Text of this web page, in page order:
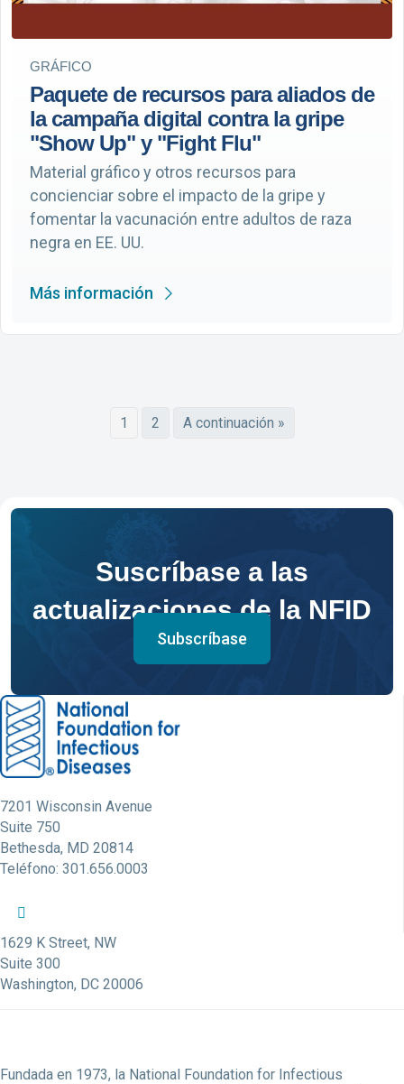
GRÁFICO
Paquete de recursos para aliados de
la campaña digital contra la gripe
"Show Up" y "Fight Flu"
Material gráfico y otros recursos para
concienciar sobre el impacto de la gripe y
fomentar la vacunación entre adultos de raza
negra en EE. UU.
Más información
1 2 A continuación »
Suscríbase a las
actualizaciones de la NFID
Subscríbase
7201 Wisconsin Avenue
Suite 750
Bethesda, MD 20814
Teléfono: 301.656.0003
Perfil de Facebook de la NFID
Perfil de Twitter de la NFID
1629 K Street, NW
Suite 300
Washington, DC 20006
Fundada en 1973, la National Foundation for Infectious